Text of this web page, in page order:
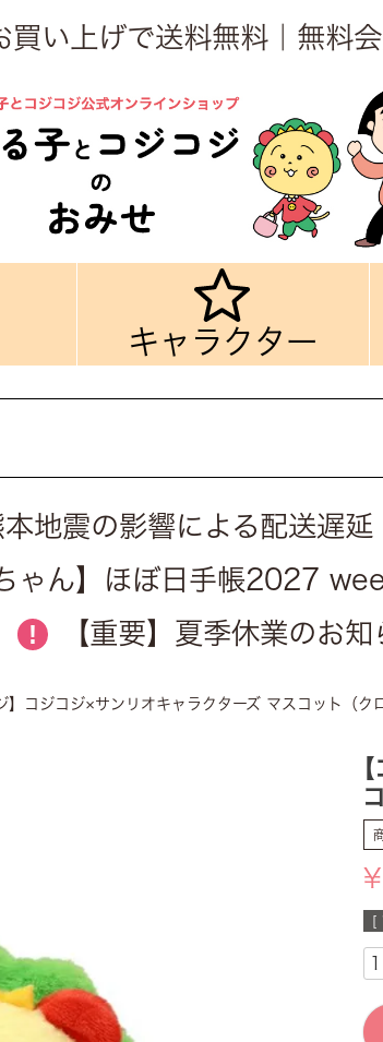
い上げで送料無料｜無料
キャラクター
本地震の影響による配送遅
ゃん】ほぼ日手帳2027
! 【重要】夏季休業のお知
】コジコジ×サンリオキャラクターズ マスコット（
¥
[